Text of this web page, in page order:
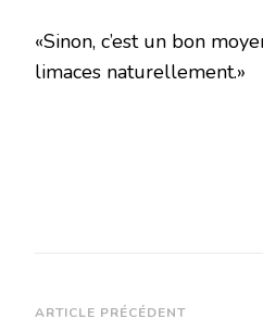
«Sinon, c’est un bon
limaces naturellement.»
ARTICLE PRÉCÉDENT